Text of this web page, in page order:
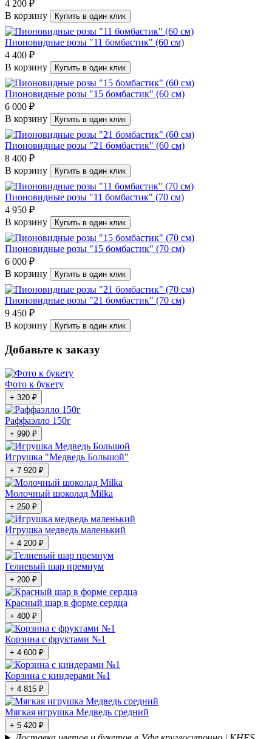
4 200 ₽
В корзину
Купить в один клик
Пионовидные розы "11 бомбастик" (60 см)
4 400 ₽
В корзину
Купить в один клик
Пионовидные розы "15 бомбастик" (60 см)
6 000 ₽
В корзину
Купить в один клик
Пионовидные розы "21 бомбастик" (60 см)
8 400 ₽
В корзину
Купить в один клик
Пионовидные розы "11 бомбастик" (70 см)
4 950 ₽
В корзину
Купить в один клик
Пионовидные розы "15 бомбастик" (70 см)
6 000 ₽
В корзину
Купить в один клик
Пионовидные розы "21 бомбастик" (70 см)
9 450 ₽
В корзину
Купить в один клик
Добавьте к заказу
Фото к букету
+ 320 ₽
Раффаэлло 150г
+ 990 ₽
Игрушка "Медведь Большой"
+ 7 920 ₽
Молочный шоколад Milka
+ 250 ₽
Игрушка медведь маленький
+ 4 200 ₽
Гелиевый шар премиум
+ 200 ₽
Красный шар в форме сердца
+ 400 ₽
Корзина с фруктами №1
+ 4 600 ₽
Корзина с киндерами №1
+ 4 815 ₽
Мягкая игрушка Медведь средний
+ 5 420 ₽